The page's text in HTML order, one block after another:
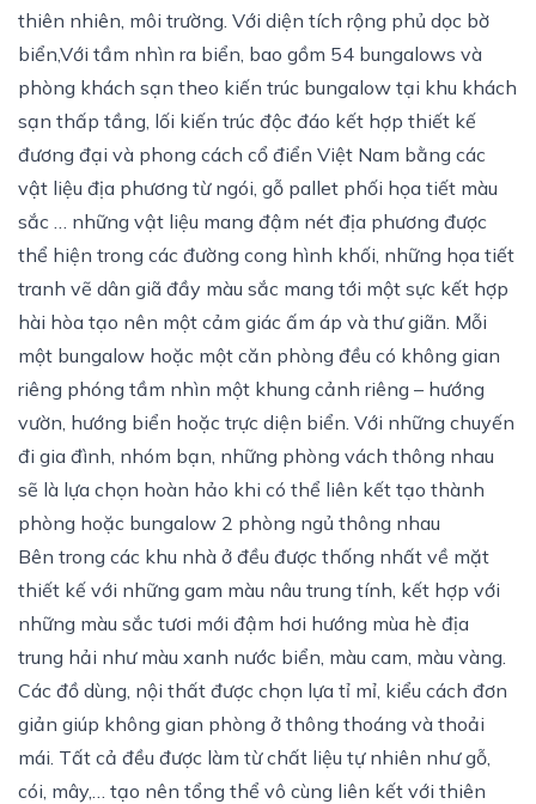
thiên nhiên, môi trường. Với diện tích rộng phủ dọc bờ
biển,Với tầm nhìn ra biển, bao gồm 54 bungalows và
phòng khách sạn theo kiến trúc bungalow tại khu khách
sạn thấp tầng, lối kiến trúc độc đáo kết hợp thiết kế
đương đại và phong cách cổ điển Việt Nam bằng các
vật liệu địa phương từ ngói, gỗ pallet phối họa tiết màu
sắc … những vật liệu mang đậm nét địa phương được
thể hiện trong các đường cong hình khối, những họa tiết
tranh vẽ dân giã đầy màu sắc mang tới một sực kết hợp
hài hòa tạo nên một cảm giác ấm áp và thư giãn. Mỗi
một bungalow hoặc một căn phòng đều có không gian
riêng phóng tầm nhìn một khung cảnh riêng – hướng
vườn, hướng biển hoặc trực diện biển. Với những chuyến
đi gia đình, nhóm bạn, những phòng vách thông nhau
sẽ là lựa chọn hoàn hảo khi có thể liên kết tạo thành
phòng hoặc bungalow 2 phòng ngủ thông nhau
Bên trong các khu nhà ở đều được thống nhất về mặt
thiết kế với những gam màu nâu trung tính, kết hợp với
những màu sắc tươi mới đậm hơi hướng mùa hè địa
trung hải như màu xanh nước biển, màu cam, màu vàng.
Các đồ dùng, nội thất được chọn lựa tỉ mỉ, kiểu cách đơn
giản giúp không gian phòng ở thông thoáng và thoải
mái. Tất cả đều được làm từ chất liệu tự nhiên như gỗ,
cói, mây,… tạo nên tổng thể vô cùng liên kết với thiên